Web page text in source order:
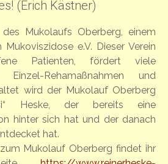
(Erich Kästner)
Mukolaufs Oberberg, einem
e.V. Dieser Verein
Patienten, fördert viele
Einzel-Rehamaßnahmen und
wird der Mukolauf Oberberg
Heske, der bereits eine
hinter sich hat und der danach
hat.
Mukolauf Oberberg findet ihr